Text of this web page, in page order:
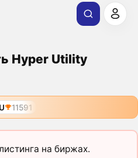
Hyper Utility
11591
на биржах.